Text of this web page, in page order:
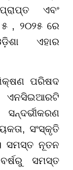
ଏବଂ
, ୨୦୨୫ ରେ
ଏହାର
ପରିଷଦ
ଏନସିଇଆରଟି
ସଂସ୍କୃତି
ନୂତନ
ସମସ୍ତ